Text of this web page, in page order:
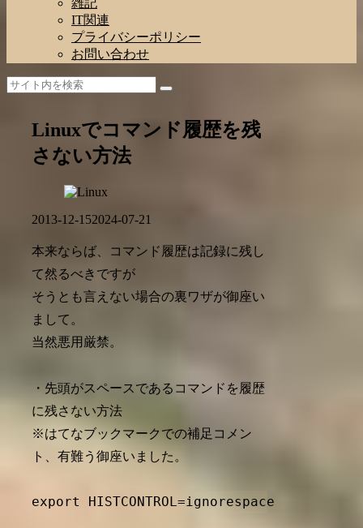
雑記
IT関連
プライバシーポリシー
お問い合わせ
Linuxでコマンド履歴を残
さない方法
2013-12-152024-07-21
本来ならば、コマンド履歴は記録に残し
て然るべきですが
そうとも言えない場合の裏ワザが御座い
まして。
当然悪用厳禁。
・先頭がスペースであるコマンドを履歴
に残さない方法
※はてなブックマークでの補足コメン
ト、有難う御座いました。